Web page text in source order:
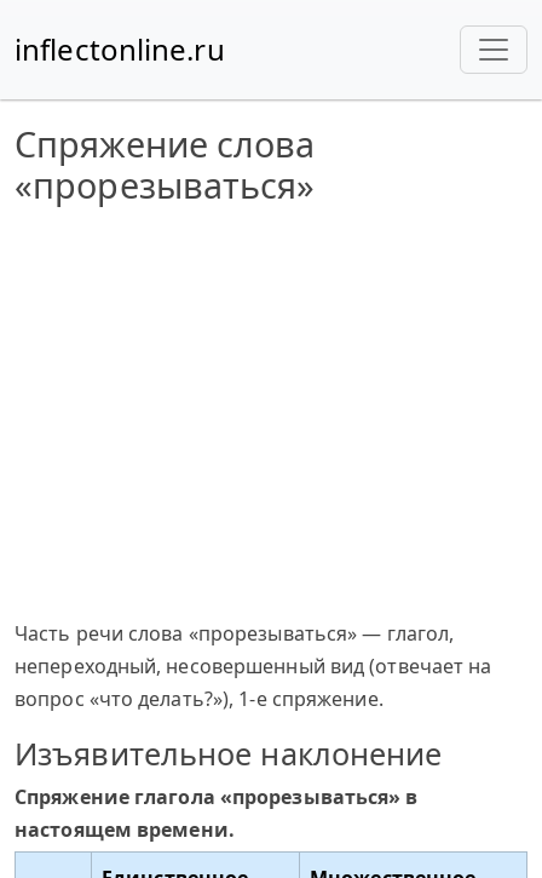
inflectonline.ru
Спряжение слова
«прорезываться»
Часть речи слова «прорезываться» — глагол,
непереходный, несовершенный вид (отвечает на
вопрос «что делать?»), 1-е спряжение.
Изъявительное наклонение
Спряжение глагола «прорезываться» в
настоящем времени.